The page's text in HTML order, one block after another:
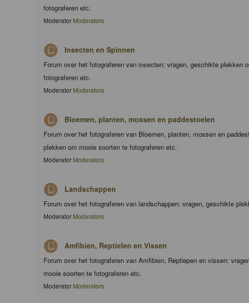
fotograferen etc.
Moderator Moderators
Insecten en Spinnen
Forum over het fotograferen van insecten: vragen, geschikte plekken
fotograferen etc.
Moderator Moderators
Bloemen, planten, mossen en paddestoelen
Forum over het fotograferen van Bloemen, planten, mossen en
plekken om mooie soorten te fotograferen etc.
Moderator Moderators
Landschappen
Forum over het fotograferen van landschappen: vragen, geschikte
Moderator Moderators
Amfibien, Reptielen en Vissen
Forum over het fotograferen van Amfibien, Reptiepen en vissen:
mooie soorten te fotograferen etc.
Moderator Moderators